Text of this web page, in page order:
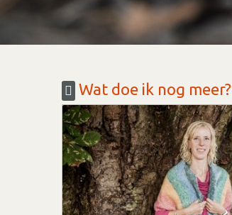
Wat doe ik nog meer?